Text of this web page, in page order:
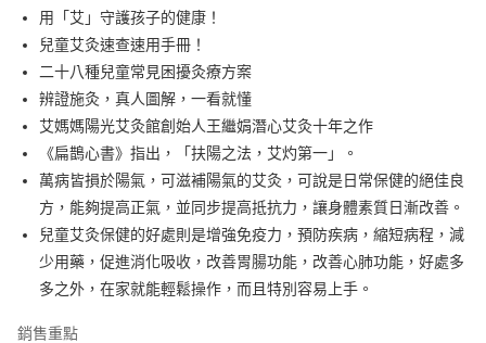
每筆NT$60，滿NT$499(含以上)免運費
付款後7-11取貨
每筆NT$60，滿NT$499(含以上)免運費
宅配
每筆NT$100，滿NT$499(含以上)免運費
用「艾」守護孩子的健康！
兒童艾灸速查速用手冊！
二十八種兒童常見困擾灸療方案
辨證施灸，真人圖解，一看就懂
艾媽媽陽光艾灸館創始人王繼娟潛心艾灸十年之作
《扁鵲心書》指出，「扶陽之法，艾灼第一」。
萬病皆損於陽氣，可滋補陽氣的艾灸，可說是日常保健的絕佳良
方，能夠提高正氣，並同步提高抵抗力，讓身體素質日漸改善。
兒童艾灸保健的好處則是增強免疫力，預防疾病，縮短病程，減
少用藥，促進消化吸收，改善胃腸功能，改善心肺功能，好處多
多之外，在家就能輕鬆操作，而且特別容易上手。
銷售重點